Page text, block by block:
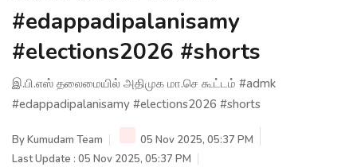
#edappadipalanisamy
#elections2026 #shorts
இ.பி.எஸ் தலைமையில் அதிமுக மா.செ கூட்டம் #admk
#edappadipalanisamy #elections2026 #shorts
ByKumudam Team
05 Nov 2025, 05:37 PM
Last Update : 05 Nov 2025, 05:37 PM